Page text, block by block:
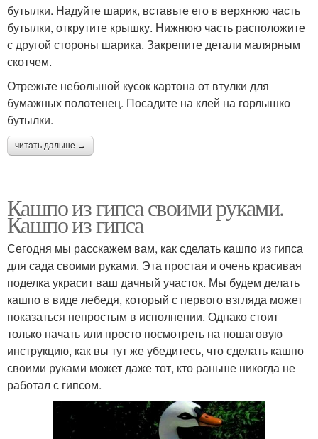
бутылки. Надуйте шарик, вставьте его в верхнюю часть
бутылки, открутите крышку. Нижнюю часть расположите
с другой стороны шарика. Закрепите детали малярным
скотчем.
Отрежьте небольшой кусок картона от втулки для
бумажных полотенец. Посадите на клей на горлышко
бутылки.
читать дальше →
Кашпо из гипса своими руками.
Кашпо из гипса
Сегодня мы расскажем вам, как сделать кашпо из гипса
для сада своими руками. Эта простая и очень красивая
поделка украсит ваш дачный участок. Мы будем делать
кашпо в виде лебедя, который с первого взгляда может
показаться непростым в исполнении. Однако стоит
только начать или просто посмотреть на пошаговую
инструкцию, как вы тут же убедитесь, что сделать кашпо
своими руками может даже тот, кто раньше никогда не
работал с гипсом.